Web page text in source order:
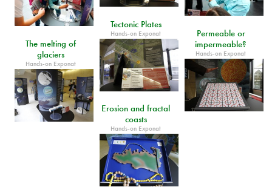
Tectonic Plates
Hands-on Exponat
Permeable or
impermeable?
Hands-on Exponat
The melting of
glaciers
Hands-on Exponat
Erosion and fractal
coasts
Hands-on Exponat